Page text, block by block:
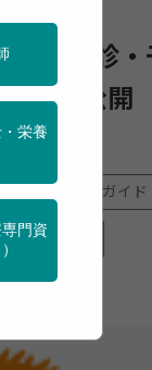
！「健診・
にて公開
健指導リソースガイド
特定保健指導
栄養
門資